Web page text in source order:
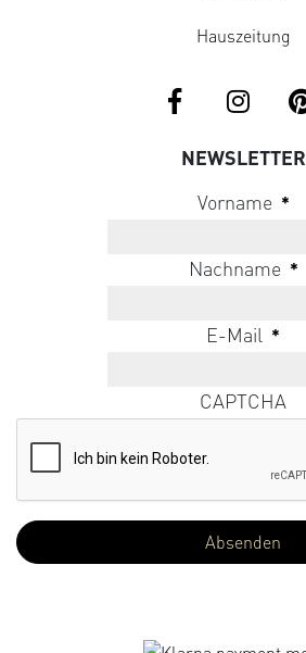
Hauszeitung
NEWSLETTER
Vorname *
Nachname *
E-Mail *
CAPTCHA